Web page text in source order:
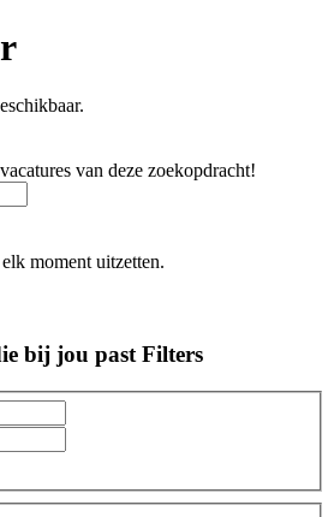
van deze zoekopdracht!
moment uitzetten.
bij jou past Filters